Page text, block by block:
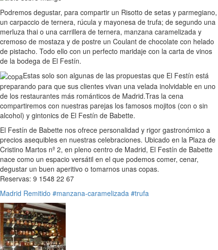
Podremos degustar, para compartir un Risotto de setas y parmegiano,
un carpaccio de ternera, rúcula y mayonesa de trufa; de segundo una
merluza thai o una carrillera de ternera, manzana caramelizada y
cremoso de mostaza y de postre un Coulant de chocolate con helado
de pistacho. Todo ello con un perfecto maridaje con la carta de vinos
de la bodega de El Festín.
Estas solo son algunas de las propuestas que El Festín está
preparando para que sus clientes vivan una velada inolvidable en uno
de los restaurantes más románticos de Madrid.Tras la cena
compartiremos con nuestras parejas los famosos mojitos (con o sin
alcohol) y gintonics de El Festín de Babette.
El Festín de Babette nos ofrece personalidad y rigor gastronómico a
precios asequibles en nuestras celebraciones. Ubicado en la Plaza de
Cristino Martos nº 2, en pleno centro de Madrid, El Festín de Babette
nace como un espacio versátil en el que podemos comer, cenar,
degustar un buen aperitivo o tomarnos unas copas.
Reservas: 9 1548 22 67
Madrid Remitido #manzana-caramelizada #trufa